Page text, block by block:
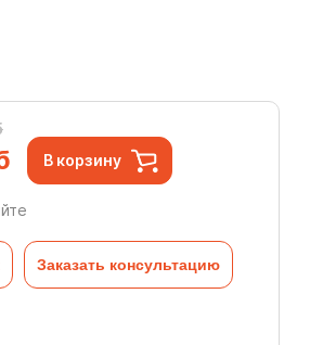
В корзину
Заказать консультацию